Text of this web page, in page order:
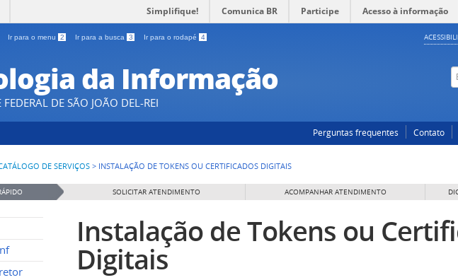
Simplifique! Comunica BR Participe Acesso à informação
Ir para o menu 2 Ir para a busca 3 Ir para o rodapé 4
da Informação
DE SÃO JOÃO DEL-REI
Perguntas frequentes Contato
DE SERVIÇOS > INSTALAÇÃO DE TOKENS OU CERTIFICADOS DIGITAIS
SOLICITAR ATENDIMENTO ACOMPANHAR ATENDIMENTO
Instalação de Tokens ou
Digitais